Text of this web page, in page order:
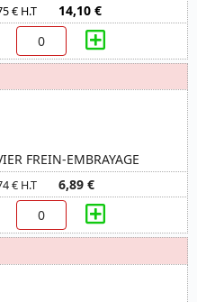
€ H.T 14,10 €
FREIN-EMBRAYAGE
€ H.T 6,89 €